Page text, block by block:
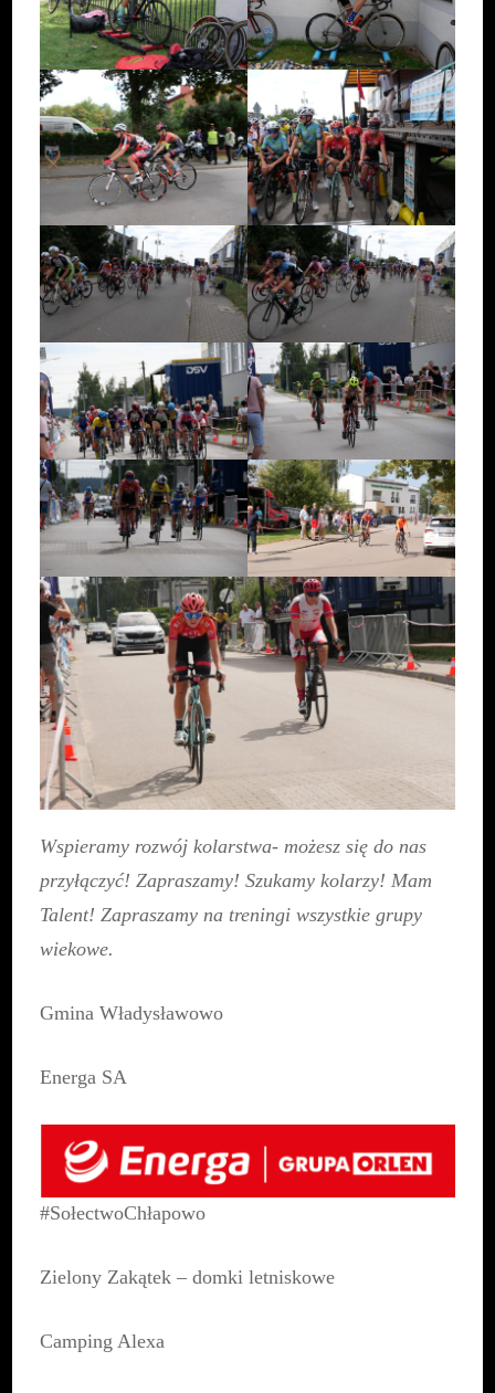
Wspieramy rozwój kolarstwa- możesz się do nas
przyłączyć! Zapraszamy! Szukamy kolarzy! Mam
Talent! Zapraszamy na treningi wszystkie grupy
wiekowe.
Gmina Władysławowo
Energa SA
#SołectwoChłapowo
Zielony Zakątek – domki letniskowe
Camping Alexa